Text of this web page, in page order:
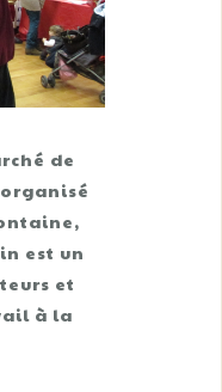
de
est un
et
à la